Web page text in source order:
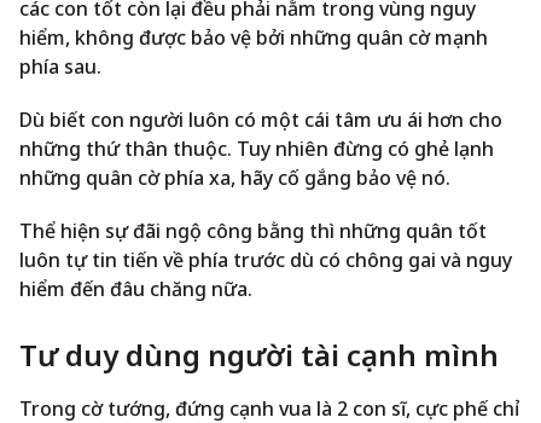
các con tốt còn lại đều phải nằm trong vùng nguy
hiểm, không được bảo vệ bởi những quân cờ mạnh
phía sau.
Dù biết con người luôn có một cái tâm ưu ái hơn cho
những thứ thân thuộc. Tuy nhiên đừng có ghẻ lạnh
những quân cờ phía xa, hãy cố gắng bảo vệ nó.
Thể hiện sự đãi ngộ công bằng thì những quân tốt
luôn tự tin tiến về phía trước dù có chông gai và nguy
hiểm đến đâu chăng nữa.
Tư duy dùng người tài cạnh mình
Trong cờ tướng, đứng cạnh vua là 2 con sĩ, cực phế chỉ